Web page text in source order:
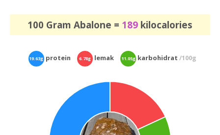
100 Gram Abalone = 189 kilocalories
19.63gprotein 6.78g lemak 11.05g karbohidrat/100g